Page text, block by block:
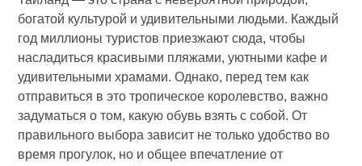
богатой культурой и удивительными людьми. Каждый
год миллионы туристов приезжают сюда, чтобы
насладиться красивыми пляжами, уютными кафе и
удивительными храмами. Однако, перед тем как
отправиться в это тропическое королевство, важно
задуматься о том, какую обувь взять с собой. От
правильного выбора зависит не только удобство во
время прогулок, но и общее впечатление от